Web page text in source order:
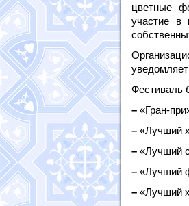
цветные
участие в
Фестиваль
– «Гран-
– «Лучший
– «Лучший
– «Лучший
– «Лучший